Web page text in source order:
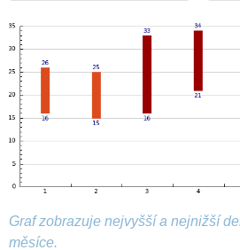
Graf zobrazuje nejvyšší a nejnižší
měsíce.